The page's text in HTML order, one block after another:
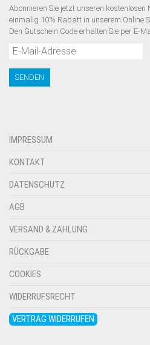
Abonnieren Sie jetzt unseren
einmalig 10% Rabatt in unserem Online
Den Gutschein Code erhalten Sie per E-
IMPRESSUM
KONTAKT
DATENSCHUTZ
AGB
VERSAND & ZAHLUNG
RÜCKGABE
COOKIES
WIDERRUFSRECHT
VERTRAG WIDERRUFEN